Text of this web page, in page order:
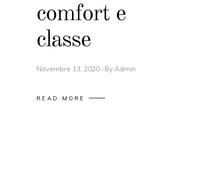
comfort e
classe
Novembre 13, 2020 By Admin
READ MORE